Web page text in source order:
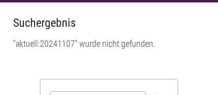
Suchergebnis
"aktuell:20241107" wurde nicht gefunden.